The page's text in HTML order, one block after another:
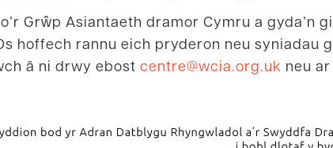
Grŵp Asiantaeth dramor Cymru a
hoffech rannu eich pryderon neu syniadau
â ni drwy ebost centre@wcia.org.uk neu